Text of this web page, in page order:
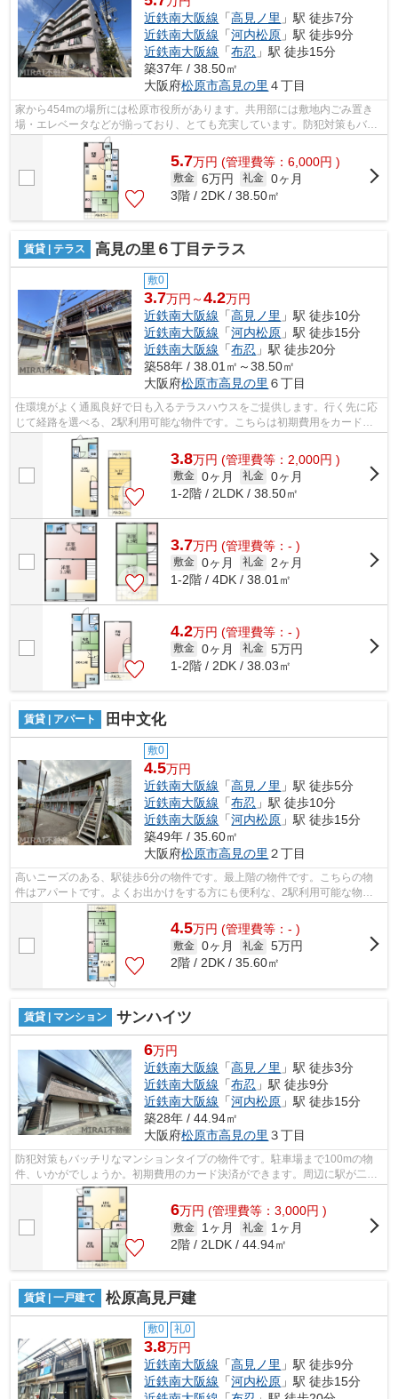
近鉄南大阪線 「高見ノ里 」駅 徒歩7分
近鉄南大阪線 「河内松原 」駅 徒歩9分
近鉄南大阪線 「布忍 」駅 徒歩15分
築37年 / 38.50㎡
大阪府松原市高見の里 ４丁目
家から454mの場所には松原市役所があります。共用部には敷地内ごみ置き
場・エレベータなどが揃っており、とても充実しています。防犯対策もバッ
チリなマンションタイプの物件です。夏...
5.7万円 (管理費等：6,000円 )
敷金 6万円 礼金 0ヶ月
3階 / 2DK / 38.50㎡
賃貸 | テラス 高見の里６丁目テラス
敷0
3.7万円～4.2万円
近鉄南大阪線 「高見ノ里 」駅 徒歩10分
近鉄南大阪線 「河内松原 」駅 徒歩15分
近鉄南大阪線 「布忍 」駅 徒歩20分
築58年 / 38.01㎡～38.50㎡
大阪府松原市高見の里 ６丁目
住環境がよく通風良好で日も入るテラスハウスをご提供します。行く先に応
じて経路を選べる、2駅利用可能な物件です。こちらは初期費用をカードで
お支払いいただけるテラスハウスです。...
3.8万円 (管理費等：2,000円 )
敷金 0ヶ月 礼金 0ヶ月
1-2階 / 2LDK / 38.50㎡
3.7万円 (管理費等：- )
敷金 0ヶ月 礼金
2ヶ月
1-2階 / 4DK / 38.01㎡
4.2万円 (管理費等：- )
敷金 0ヶ月 礼金 5万円
1-2階 / 2DK / 38.03㎡
賃貸 | アパート 田中文化
敷0
4.5万円
近鉄南大阪線 「高見ノ里 」駅 徒歩5分
近鉄南大阪線 「布忍 」駅 徒歩10分
近鉄南大阪線 「河内松原 」駅 徒歩15分
築49年 / 35.60㎡
大阪府松原市高見の里 ２丁目
高いニーズのある、駅徒歩6分の物件です。最上階の物件です。こちらの物
件はアパートです。よくお出かけをする方にも便利な、2駅利用可能な物件
です。賃貸物件をお探しなら、当社にお...
4.5万円 (管理費等：- )
敷金 0ヶ月 礼金 5万円
2階 / 2DK / 35.60㎡
賃貸 | マンション サンハイツ
6万円
近鉄南大阪線 「高見ノ里 」駅 徒歩3分
近鉄南大阪線 「布忍 」駅 徒歩9分
近鉄南大阪線 「河内松原 」駅 徒歩15分
築28年 / 44.94㎡
大阪府松原市高見の里 ３丁目
防犯対策もバッチリなマンションタイプの物件です。駐車場まで100mの物
件、いかがでしょうか。初期費用のカード決済ができます。周辺に駅が二つ
あり、交通の利便性が高いです。当社は...
6万円 (管理費等：3,000円 )
敷金 1ヶ月 礼金
1ヶ月
2階 / 2LDK / 44.94㎡
賃貸 | 一戸建て 松原高見戸建
敷0 礼0
3.8万円
近鉄南大阪線 「高見ノ里 」駅 徒歩9分
近鉄南大阪線 「河内松原 」駅 徒歩15分